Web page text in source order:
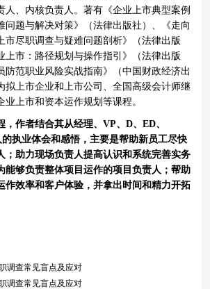
人、内核负责人。著有《企业上市典型案例
题与解决对策》（法律出版社）、《走向
市尽职调查与疑难问题剖析》（法律出版
上市：路径规划与操作指引》（法律出版
防范职业风险实战指南》（中国财政经济出
拟上市企业和上市公司、全国高级会计师继
业上市和资本运作规划等课程。
，作者结合其从经理、VP、D、ED、
执业体会和感悟，主要是帮助新员工尽快
；助力现场负责人提高认识和系统完善实务
能够负责整体项目运作的项目负责人；帮助
作效率和客户体验，并拿出时间和精力开拓
调查常见盲点及应对
调查常见盲点及应对